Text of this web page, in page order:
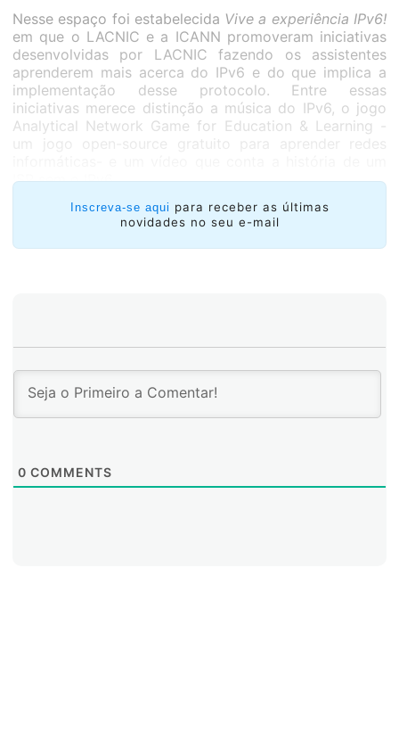
Nesse espaço foi estabelecida Vive a experiência IPv6!
em que o LACNIC e a ICANN promoveram iniciativas
desenvolvidas por LACNIC fazendo os assistentes
aprenderem mais acerca do IPv6 e do que implica a
implementação desse protocolo. Entre essas
iniciativas merece distinção a música do IPv6, o jogo
Analytical Network Game for Education & Learning -
um jogo open-source gratuito para aprender redes
ISP sem o IPv6.
Inscreva-se aqui para receber as últimas
novidades no seu e-mail
0 COMMENTS